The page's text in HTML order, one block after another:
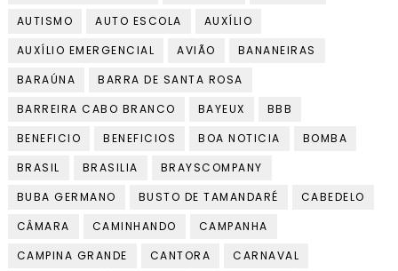
AUTISMO
AUTO ESCOLA
AUXÍLIO
AUXÍLIO EMERGENCIAL
AVIÃO
BANANEIRAS
BARAÚNA
BARRA DE SANTA ROSA
BARREIRA CABO BRANCO
BAYEUX
BBB
BENEFICIO
BENEFICIOS BOA NOTICIA
BOMBA
BRASIL
BRASILIA
BRAYSCOMPANY
BUBA GERMANO
BUSTO DE TAMANDARÉ
CABEDELO
CÂMARA
CAMINHANDO
CAMPANHA
CAMPINA GRANDE
CANTORA
CARNAVAL